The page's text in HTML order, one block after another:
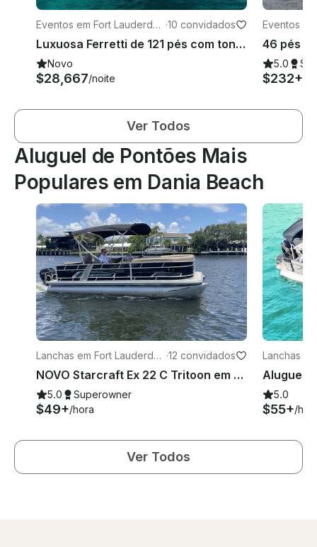
Eventos em Fort Lauderdal
e
·10 convidados
Luxuosa Ferretti de 121 pés com toneladas de brinquedos aquáticos servindo Bahamas, Turks e Caicos e Flórida
Novo
$28,667/noite
Eventos
5.0
$232+
Ver Todos
Aluguel de Pontões Mais
Populares em Dania Beach
Lanchas em Fort Lauderdal
e
·12 convidados
NOVO Starcraft Ex 22 C Tritoon em Fort Lauderdale
5.0 Superowner
$49+/hora
Lanchas
5.0
$55+/
Ver Todos